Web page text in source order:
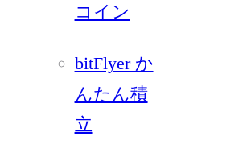
コイン
bitFlyer か
んたん積
立